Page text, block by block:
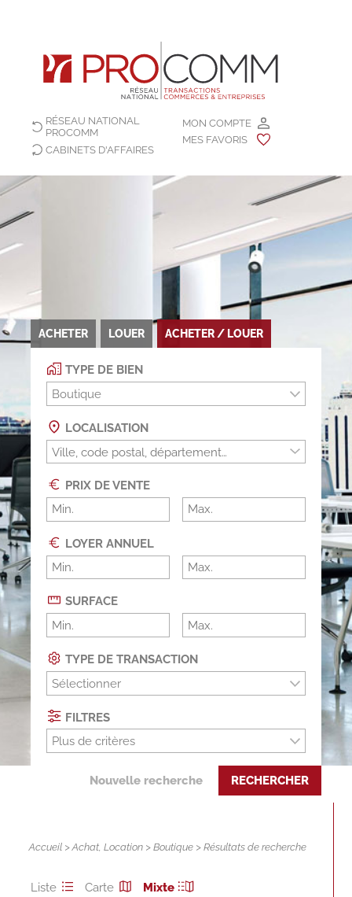
MON COMPTE
MES FAVORIS
RÉSEAU NATIONAL
PROCOMM
CABINETS D'AFFAIRES
ACHETER LOUER ACHETER / LOUER
TYPE DE BIEN
Boutique
LOCALISATION
PRIX DE VENTE
LOYER ANNUEL
SURFACE
TYPE DE TRANSACTION
Sélectionner
FILTRES
Plus de critères
Nouvelle recherche RECHERCHER
Accueil >Achat,Location >Boutique > Résultats de recherche
Liste Carte
Mixte